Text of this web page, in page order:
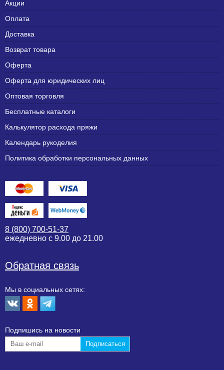
Акции
Оплата
Доставка
Возврат товара
Оферта
Оферта для юридических лиц
Оптовая торговля
Бесплатные каталоги
Калькулятор расхода пряжи
Календарь рукоделия
Политика обработки персональных данных
8 (800) 700-51-37
ежедневно с 9.00 до 21.00
Обратная связь
Мы в социальных сетях:
Подпишиcь на новости